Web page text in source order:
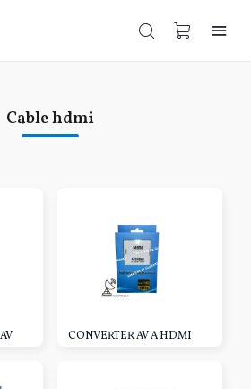
Cable hdmi
CONVERTER AV A HDMI